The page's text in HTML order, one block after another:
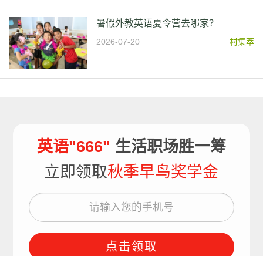
暑假外教英语夏令营去哪家？
2026-07-20 村集萃
英语"666" 生活职场胜一筹
立即领取秋季早鸟奖学金
点击领取